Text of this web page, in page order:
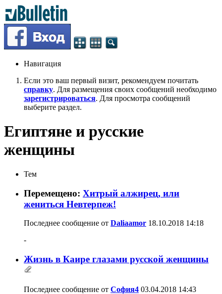
Навигация
Если это ваш первый визит, рекомендуем почитать
справку. Для размещения своих сообщений необходимо
зарегистрироваться. Для просмотра сообщений
выберите раздел.
Египтяне и русские
женщины
Тем
Перемещено: Хитрый алжирец, или
жениться Невтерпеж!
Последнее сообщение от Daliaamor 18.10.2018 14:18
-
Жизнь в Каире глазами русской женщины
Последнее сообщение от София4 03.04.2018 14:43